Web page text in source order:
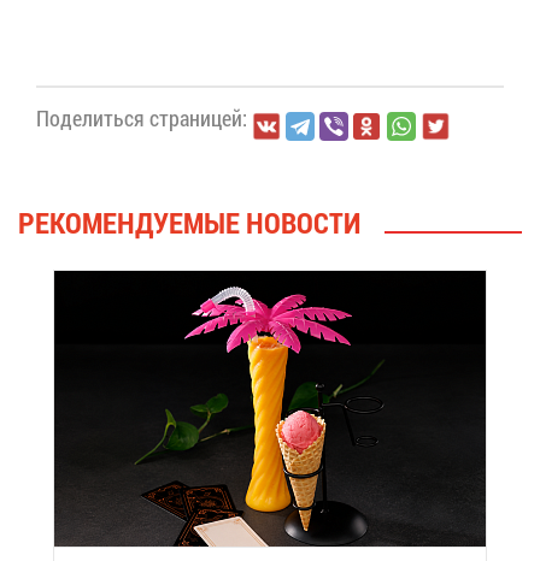
По­де­лить­ся стра­ни­цей:
РЕ­КО­МЕН­ДУ­Е­МЫЕ НО­ВО­СТИ